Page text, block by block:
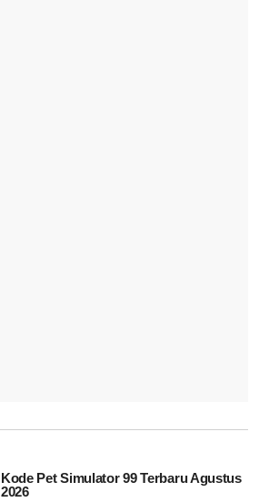
Kode Pet Simulator 99 Terbaru Agustus
2026